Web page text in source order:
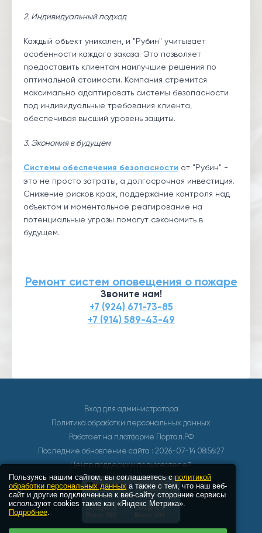
Пользуясь нашим сайтом, вы соглашаетесь сполитикой
обработки персональных данных а также с тем, что наш веб-
сайт и другие подключенные к веб-сайту сторонние сервисы
используют cookies такие как «Яндекс Метрика».
Подробнее.
2. Индивидуальный подход
Каждый объект уникален, и "Рубин" учитывает
особенности каждого заказа. Это позволяет
предоставить клиентам наилучшие решения по
оптимальной стоимости. Компания стремится
максимально адаптировать системы безопасности
под индивидуальные требования клиента,
обеспечивая высший уровень защиты.
3. Экономия в будущем
Системы обеспечения безопасности от "Рубин" -
это не просто затраты, а долгосрочная инвестиция.
Снижение рисков краж, поддержание контроля над
объектом и моментальное реагирование на
потенциальные угрозы помогут сэкономить в
будущем.
Ремонт систем оповещения о пожаре
Звоните нам!
+7 (924) 671-73-85
+7 (914) 589-43-49
Вход для администратора
Политика обработки персональных данных
Работает на платформе Портал.РФ
Последние обновление сайта : 2026-07-14 08:56:27
Центр поддержки пользователей